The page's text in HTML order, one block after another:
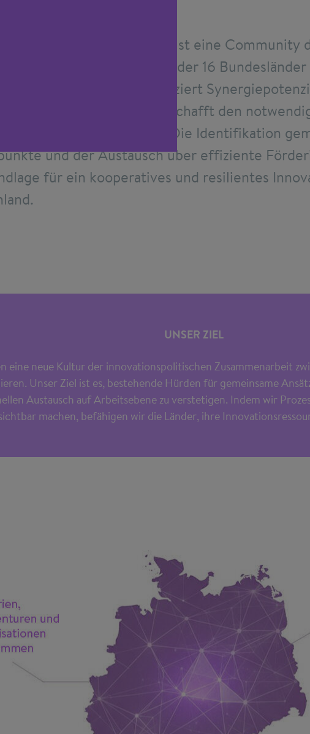
Roundtable Innovation ist eine Community
Ziel, die Innovationspolitik der 16
Der Roundtable identifiziert
Strategien und schafft den
Wissenstransfer. Die Identifikation
und der Austausch über effiziente
für ein kooperatives und resilientes
UNSER ZIEL
eine neue Kultur der innovationspolitischen Zusammenarbeit
Unser Ziel ist es, bestehende Hürden für gemeinsame
Austausch auf Arbeitsebene zu verstetigen. Indem wir
machen, befähigen wir die Länder, ihre